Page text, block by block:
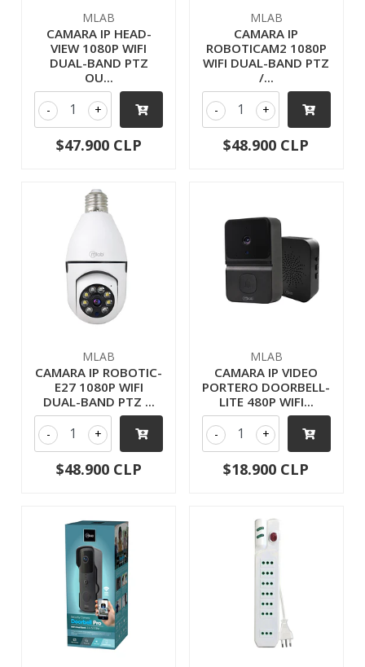
MLAB
CAMARA IP HEAD-
VIEW 1080P WIFI
DUAL-BAND PTZ
OU...
+
-
$47.900 CLP
MLAB
CAMARA IP
ROBOTICAM2 1080P
WIFI DUAL-BAND PTZ
/...
+
-
$48.900 CLP
MLAB
CAMARA IP ROBOTIC-
E27 1080P WIFI
DUAL-BAND PTZ ...
+
-
$48.900 CLP
MLAB
CAMARA IP VIDEO
PORTERO DOORBELL-
LITE 480P WIFI...
+
-
$18.900 CLP